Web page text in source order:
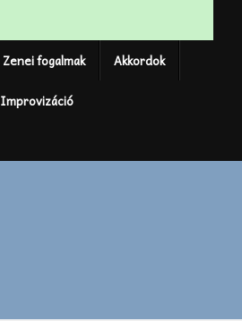
Zenei fogalmak Akkordok
Improvizáció